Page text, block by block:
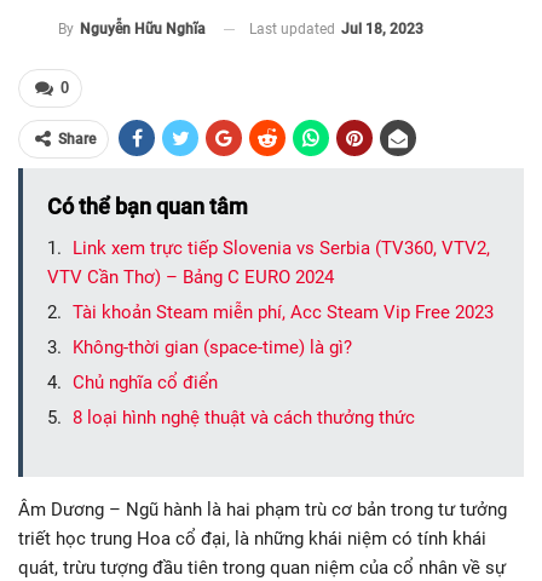
By Nguyễn Hữu Nghĩa Last updated Jul 18, 2023
0
Share
Có thể bạn quan tâm
Link xem trực tiếp Slovenia vs Serbia (TV360, VTV2,
VTV Cần Thơ) – Bảng C EURO 2024
Tài khoản Steam miễn phí, Acc Steam Vip Free 2023
Không-thời gian (space-time) là gì?
Chủ nghĩa cổ điển
8 loại hình nghệ thuật và cách thưởng thức
Âm Dương – Ngũ hành là hai phạm trù cơ bản trong tư tưởng
triết học trung Hoa cổ đại, là những khái niệm có tính khái
quát, trừu tượng đầu tiên trong quan niệm của cổ nhân về sự